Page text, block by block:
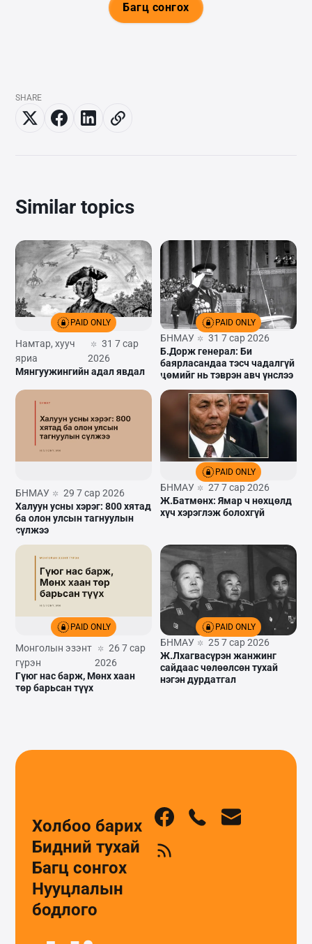
Багц сонгох
SHARE
Similar topics
PAID ONLY
Намтар, хууч
яриа
31 7 сар
2026
Мянгуужингийн адал явдал
PAID ONLY
БНМАУ
31 7 сар 2026
Б.Дорж генерал: Би
баярласандаа тэсч чадалгүй
цөмийг нь тэврэн авч үнслээ
БНМАУ
29 7 сар 2026
Халуун усны хэрэг: 800 хятад
ба олон улсын тагнуулын
сүлжээ
PAID ONLY
БНМАУ
27 7 сар 2026
Ж.Батмөнх: Ямар ч нөхцөлд
хүч хэрэглэж болохгүй
PAID ONLY
Монголын эзэнт
гүрэн
26 7 сар
2026
Гүюг нас барж, Мөнх хаан
төр барьсан түүх
PAID ONLY
БНМАУ
25 7 сар 2026
Ж.Лхагвасүрэн жанжинг
сайдаас чөлөөлсөн тухай
нэгэн дурдатгал
Холбоо барих
Бидний тухай
Багц сонгох
Нууцлалын
бодлого